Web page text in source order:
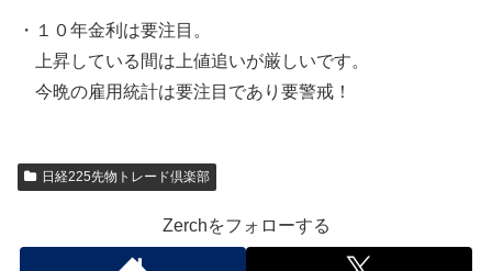
・１０年金利は要注目。
上昇している間は上値追いが厳しいです。
今晩の雇用統計は要注目であり要警戒！
日経225先物トレード倶楽部
Zerchをフォローする